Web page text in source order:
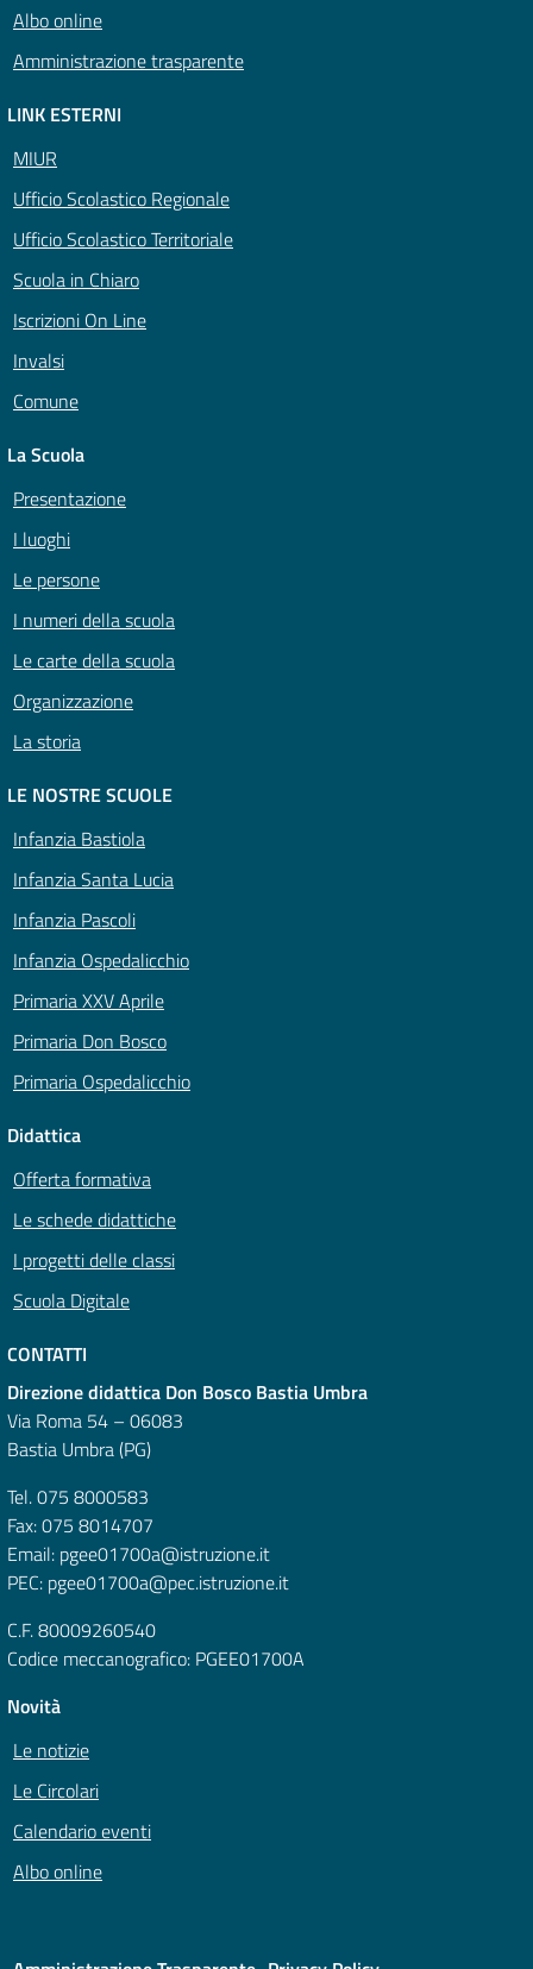
Albo online
Amministrazione trasparente
LINK ESTERNI
MIUR
Ufficio Scolastico Regionale
Ufficio Scolastico Territoriale
Scuola in Chiaro
Iscrizioni On Line
Invalsi
Comune
La Scuola
Presentazione
I luoghi
Le persone
I numeri della scuola
Le carte della scuola
Organizzazione
La storia
LE NOSTRE SCUOLE
Infanzia Bastiola
Infanzia Santa Lucia
Infanzia Pascoli
Infanzia Ospedalicchio
Primaria XXV Aprile
Primaria Don Bosco
Primaria Ospedalicchio
Didattica
Offerta formativa
Le schede didattiche
I progetti delle classi
Scuola Digitale
CONTATTI
Direzione didattica Don Bosco Bastia Umbra
Via Roma 54 – 06083
Bastia Umbra (PG)
Tel. 075 8000583
Fax: 075 8014707
Email: pgee01700a@istruzione.it
PEC: pgee01700a@pec.istruzione.it
C.F. 80009260540
Codice meccanografico: PGEE01700A
Novità
Le notizie
Le Circolari
Calendario eventi
Albo online